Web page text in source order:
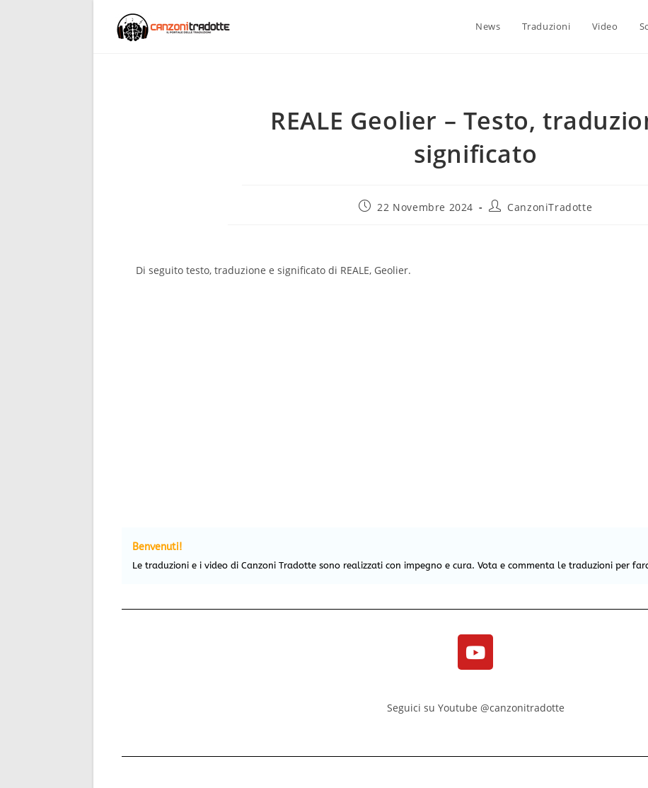
News Traduzioni Video
REALE Geolier – Testo,
significato
22 Novembre 2024 CanzoniTradotte
Di seguito testo, traduzione e significato di REALE, Geolier.
Benvenuti!
Le traduzioni e i video di Canzoni Tradotte sono realizzati con impegno e cura. Vota e commenta le traduzioni per
Seguici su Youtube @canzonitradotte